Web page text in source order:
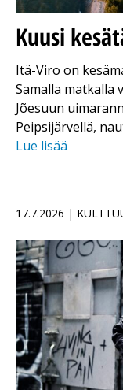
Kuusi
Itä-Viro on
Samalla matkalla
Jõesuun
Peipsijärvellä,
Lue lisää
17.7.2026 |